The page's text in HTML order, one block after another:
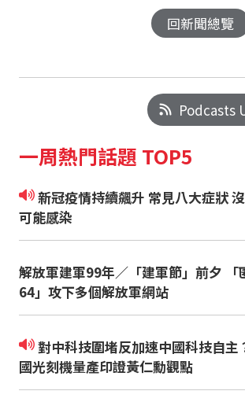
回新聞總覽
Podcasts
一周熱門話題 TOP5
新冠疫情持續飆升 常見八大症狀 沒發燒也
可能感染
解放軍建軍99年／「建軍節」前夕 「
64」攻下多個解放軍網站
對中科技圍堵反加速中國科技自主？！中
國光刻機量產印證黃仁勳觀點